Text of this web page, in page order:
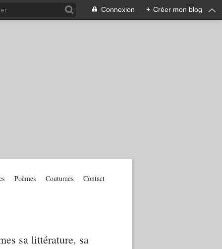
Connexion + Créer mon blog
sa littérature, sa
Poèmes Coutumes Contact